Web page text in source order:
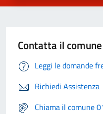
Contatta il comune
Leggi le domande
Richiedi Assistenza
Chiama il comune